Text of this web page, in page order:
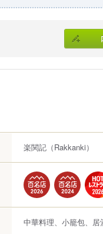
楽関記 （Rakkanki）
中華料理、小籠包、居